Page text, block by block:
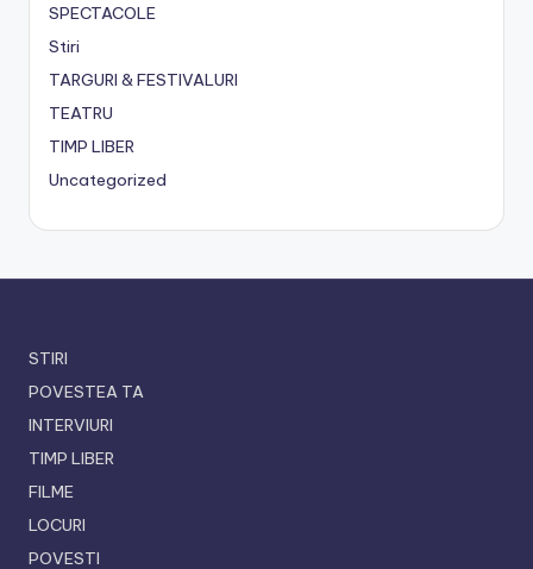
SPECTACOLE
Stiri
TARGURI & FESTIVALURI
TEATRU
TIMP LIBER
Uncategorized
STIRI
POVESTEA TA
INTERVIURI
TIMP LIBER
FILME
LOCURI
POVESTI